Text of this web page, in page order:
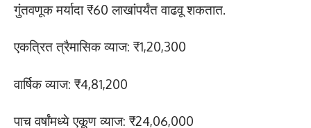
गुंतवणूक मर्यादा ₹60 लाखांपर्यंत वाढवू शकतात.
एकत्रित त्रैमासिक व्याज: ₹1,20,300
वार्षिक व्याज: ₹4,81,200
पाच वर्षांमध्ये एकूण व्याज: ₹24,06,000